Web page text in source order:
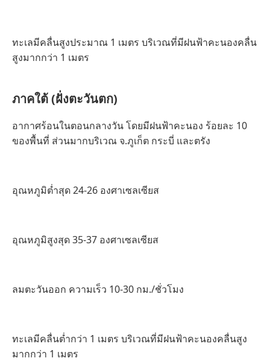
ทะเลมีคลื่นสูงประมาณ 1 เมตร บริเวณที่มีฝนฟ้าคะนองคลื่น
สูงมากกว่า 1 เมตร
ภาคใต้ (ฝั่งตะวันตก)
อากาศร้อนในตอนกลางวัน โดยมีฝนฟ้าคะนอง ร้อยละ 10
ของพื้นที่ ส่วนมากบริเวณ จ.ภูเก็ต กระบี่ และตรัง
อุณหภูมิต่ำสุด 24-26 องศาเซลเซียส
อุณหภูมิสูงสุด 35-37 องศาเซลเซียส
ลมตะวันออก ความเร็ว 10-30 กม./ชั่วโมง
ทะเลมีคลื่นต่ำกว่า 1 เมตร บริเวณที่มีฝนฟ้าคะนองคลื่นสูง
มากกว่า 1 เมตร